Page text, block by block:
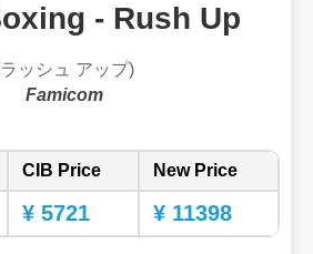
- Rush Up
ッシュ アップ)
Famicom
CIB Price New Price
¥ 5721 ¥ 11398